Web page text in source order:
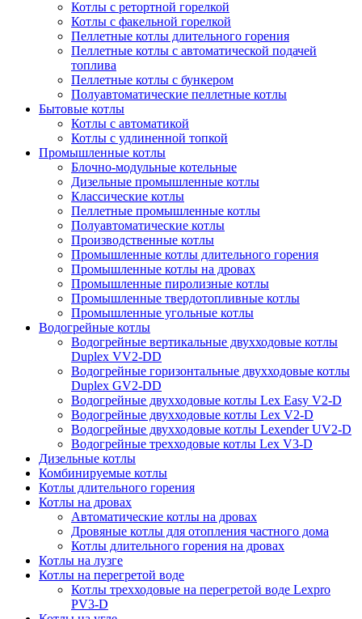
Котлы с ретортной горелкой
Котлы с факельной горелкой
Пеллетные котлы длительного горения
Пеллетные котлы с автоматической подачей
топлива
Пеллетные котлы с бункером
Полуавтоматические пеллетные котлы
Бытовые котлы
Котлы с автоматикой
Котлы с удлиненной топкой
Промышленные котлы
Блочно-модульные котельные
Дизельные промышленные котлы
Классические котлы
Пеллетные промышленные котлы
Полуавтоматические котлы
Производственные котлы
Промышленные котлы длительного горения
Промышленные котлы на дровах
Промышленные пиролизные котлы
Промышленные твердотопливные котлы
Промышленные угольные котлы
Водогрейные котлы
Водогрейные вертикальные двухходовые котлы
Duplex VV2-DD
Водогрейные горизонтальные двухходовые котлы
Duplex GV2-DD
Водогрейные двухходовые котлы Lex Easy V2-D
Водогрейные двухходовые котлы Lex V2-D
Водогрейные двухходовые котлы Lexender UV2-D
Водогрейные трехходовые котлы Lex V3-D
Дизельные котлы
Комбинируемые котлы
Котлы длительного горения
Котлы на дровах
Автоматические котлы на дровах
Дровяные котлы для отопления частного дома
Котлы длительного горения на дровах
Котлы на лузге
Котлы на перегретой воде
Котлы трехходовые на перегретой воде Lexpro
PV3-D